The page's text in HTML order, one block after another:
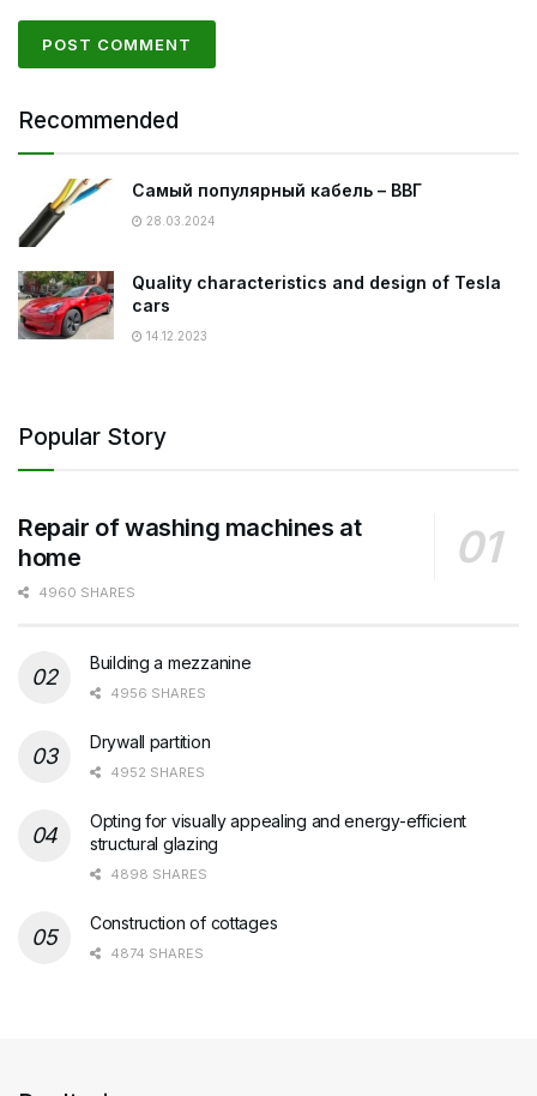
Recommended
Самый популярный кабель – ВВГ
28.03.2024
Quality characteristics and design of Tesla
cars
14.12.2023
Popular Story
Repair of washing machines at
home
4960 SHARES
Building a mezzanine
4956 SHARES
Drywall partition
4952 SHARES
Opting for visually appealing and energy-efficient
structural glazing
4898 SHARES
Construction of cottages
4874 SHARES